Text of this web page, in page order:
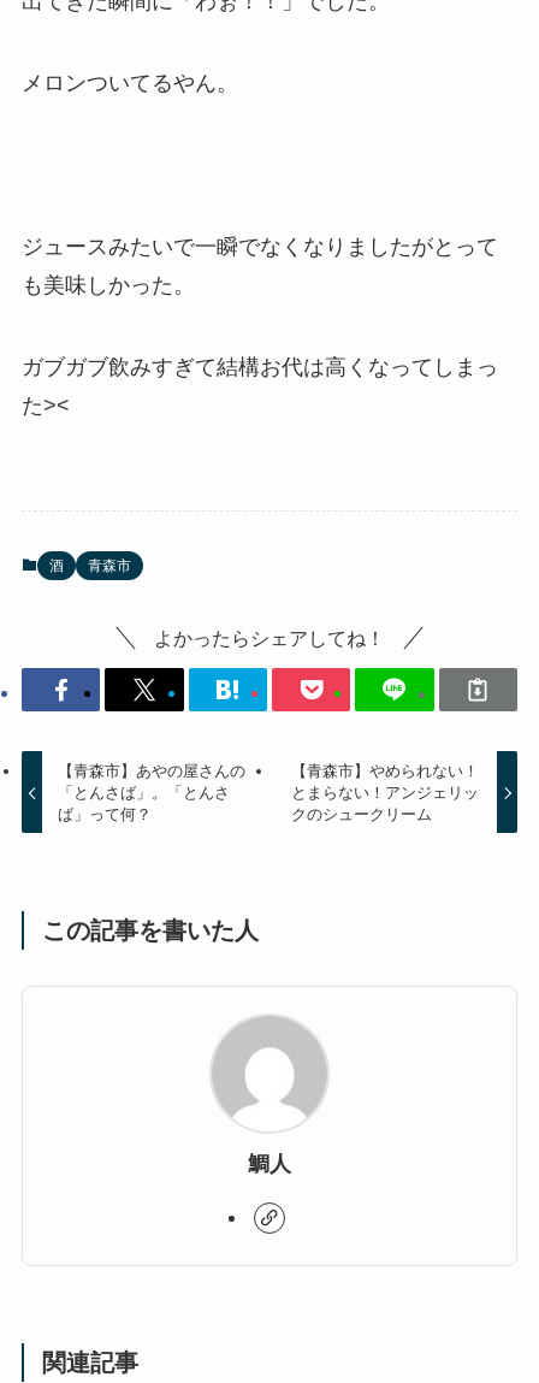
メロンついてるやん。
ジュースみたいで一瞬でなくなりましたがとって
も美味しかった。
ガブガブ飲みすぎて結構お代は高くなってしまっ
た><
酒 青森市
よかったらシェアしてね！
【青森市】あやの屋さんの
「とんさば」。「とんさ
ば」って何？
【青森市】やめられない！
とまらない！アンジェリッ
クのシュークリーム
この記事を書いた人
鯛人
関連記事